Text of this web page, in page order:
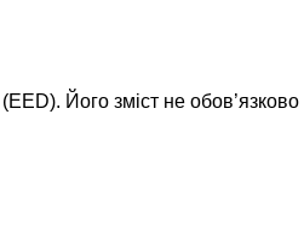
Його зміст не